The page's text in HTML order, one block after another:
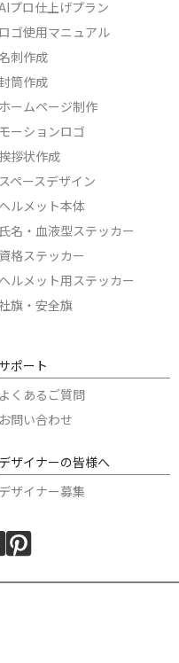
プロ仕上げプラン
ロゴ使用マニュアル
刺作成
筒作成
ホームページ制作
モーションロゴ
挨拶状作成
スペースデザイン
ヘルメット本体
氏名・血液型ステッカー
資格ステッカー
ヘルメット用ステッカー
旗・安全旗
サポート
よくあるご質問
お問い合わせ
デザイナーの皆様へ
デザイナー募集